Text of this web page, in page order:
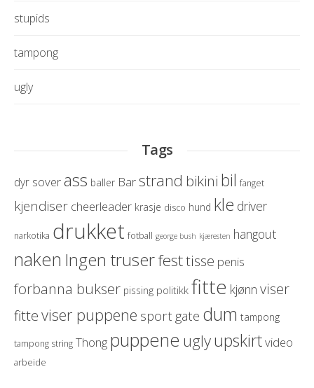
stupids
tampong
ugly
Tags
dyr soverass baller Bar strand bikini bil fanget
kjendiser cheerleader krasje disco hund kle driver
narkotika drukket fotball george bush kjæresten hangout
naken Ingen truserfesttisse penis
forbanna bukser pissing politikk fitte kjønn viser
fitteviser puppene sport gate dum tampong
tampong string Thong puppene uglyupskirtvideo
arbeide